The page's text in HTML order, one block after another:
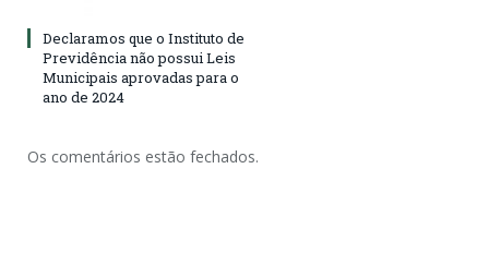
Declaramos que o Instituto de
Previdência não possui Leis
Municipais aprovadas para o
ano de 2024
Os comentários estão fechados.